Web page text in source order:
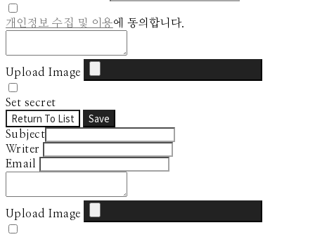
개인정보 수집 및 이용에 동의합니다.
Upload Image
Set secret
Return To List Save
Subject
Writer
Email
Upload Image